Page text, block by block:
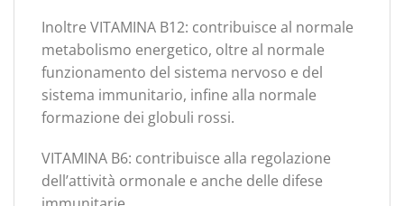
Inoltre VITAMINA B12: contribuisce al normale
metabolismo energetico, oltre al normale
funzionamento del sistema nervoso e del
sistema immunitario, infine alla normale
formazione dei globuli rossi.
VITAMINA B6: contribuisce alla regolazione
dell’attività ormonale e anche delle difese